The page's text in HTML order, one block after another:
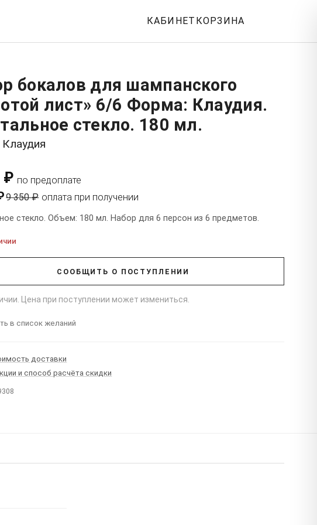
КАБИНЕТ КОРЗИНА
бокалов для шампанского
лист» 6/6 Форма: Клаудия.
стекло. 180 мл.
₽ по предоплате
9 350 ₽ оплата при получении
стекло. Объем: 180 мл. Набор для 6 персон из 6 предметов.
СООБЩИТЬ О ПОСТУПЛЕНИИ
Цена при поступлении может измениться.
в список желаний
доставки
и способ расчёта скидки